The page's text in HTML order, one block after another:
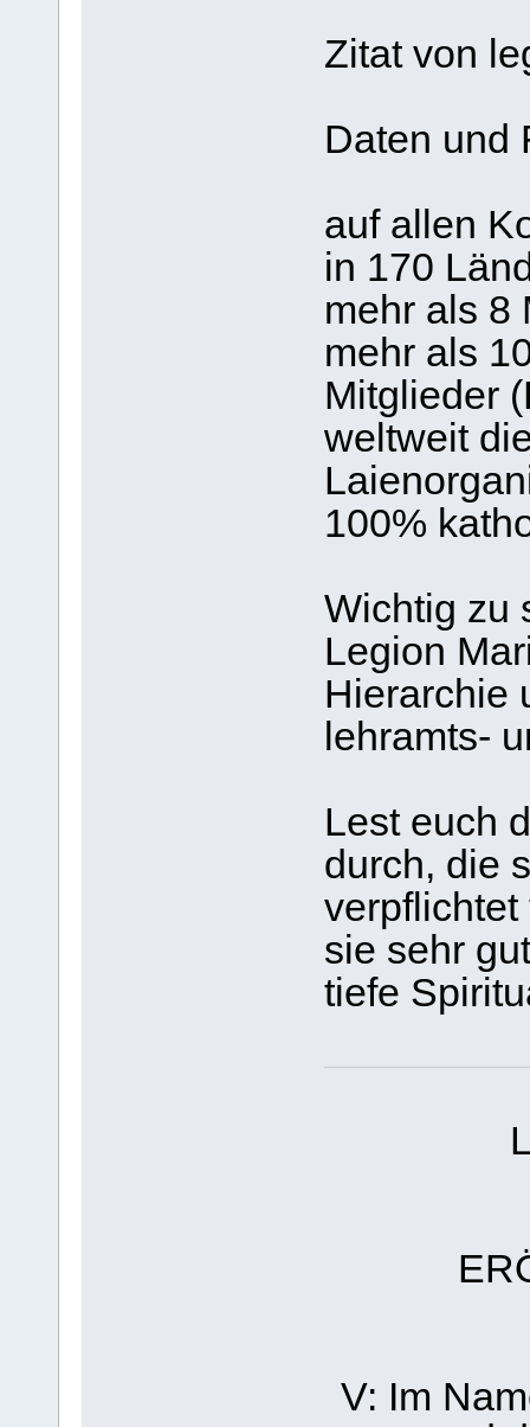
Zitat von
Daten und
auf allen
in 170
mehr als 8
mehr als
Mitglieder
weltweit
100%
Wichtig zu
Legion
Hierarchie
lehramts-
Lest euch
durch, die
sie sehr
tiefe
V: Im